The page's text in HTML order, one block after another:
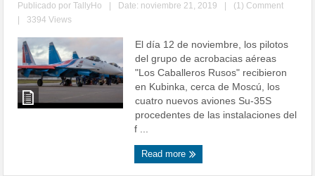
Publicado porTallyHo Date: noviembre 21, 2019
(1) Comment
3394 Views
El día 12 de noviembre, los pilotos
del grupo de acrobacias aéreas
"Los Caballeros Rusos" recibieron
en Kubinka, cerca de Moscú, los
cuatro nuevos aviones Su-35S
procedentes de las instalaciones del
f ...
Read more